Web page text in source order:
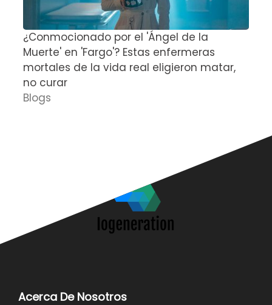
¿Conmocionado por el 'Ángel de la
Muerte' en 'Fargo'? Estas enfermeras
mortales de la vida real eligieron matar,
no curar
Blogs
Acerca De Nosotros